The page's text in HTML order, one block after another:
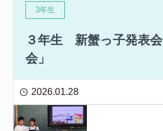
3年生
３年生 新蟹っ子発表
会」
2026.01.28